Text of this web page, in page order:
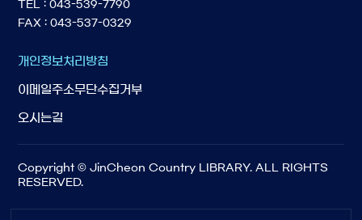
TEL : 043-539-7790
FAX : 043-537-0329
개인정보처리방침
이메일주소무단수집거부
오시는길
Copyright © JinCheon Country LIBRARY. ALL RIGHTS
RESERVED.